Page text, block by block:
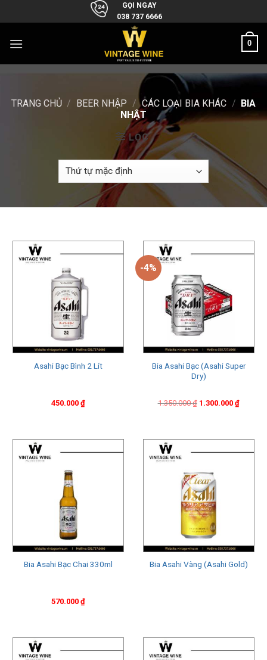
to
GỌI NGAY
038 737 6666
0
TRANG CHỦ / BEER NHẬP / CÁC LOẠI BIA KHÁC / BIA
NHẬT
LỌC
Asahi Bạc Bình 2 Lít
450.000 ₫
-4%
Bia Asahi Bạc (Asahi Super
Dry)
1.350.000₫
Original
1.300.000₫
Current
Bia Asahi Bạc Chai 330ml
570.000 ₫
Bia Asahi Vàng (Asahi Gold)